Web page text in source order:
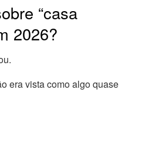
“casa
2026?
era vista como algo quase